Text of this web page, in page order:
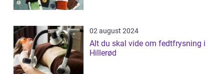
02 august 2024
Alt du skal vide om fedtfrysning i
Hillerød